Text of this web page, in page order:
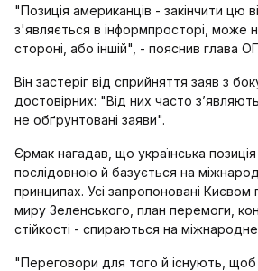
"Позиція американців - закінчити цю
з'являється в інформпросторі, може
стороні, або іншій", - пояснив глава
Він застеріг від сприйняття заяв з
достовірних: "Від них часто
не обґрунтовані заяви".
Єрмак нагадав, що українська
послідовною й базується на
принципах. Усі запропоновані
миру Зеленського, план перемоги,
стійкості - спираються на
"Переговори для того й існують, щоб